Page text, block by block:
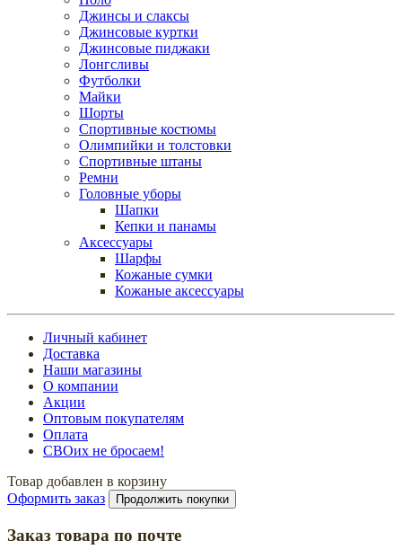
Джинсы и слаксы
Джинсовые куртки
Джинсовые пиджаки
Лонгсливы
Футболки
Майки
Шорты
Спортивные костюмы
Олимпийки и толстовки
Спортивные штаны
Ремни
Головные уборы
Шапки
Кепки и панамы
Аксессуары
Шарфы
Кожаные сумки
Кожаные аксессуары
Личный кабинет
Доставка
Наши магазины
О компании
Акции
Оптовым покупателям
Оплата
СВОих не бросаем!
Товар добавлен в корзину
Оформить заказ
Продолжить покупки
Заказ товара по почте